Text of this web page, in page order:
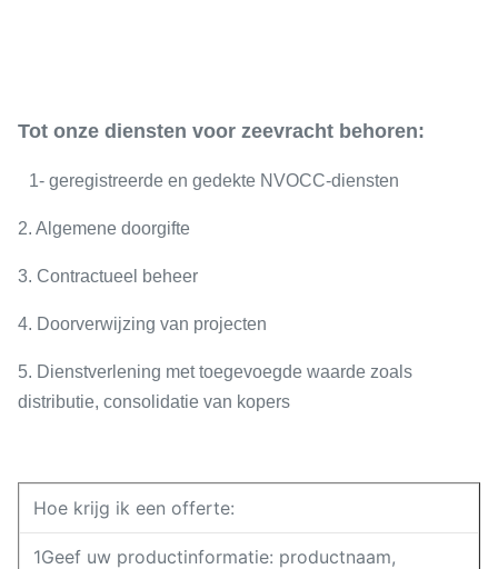
Tot onze diensten voor zeevracht behoren:
1- geregistreerde en gedekte NVOCC-diensten
2. Algemene doorgifte
3. Contractueel beheer
4. Doorverwijzing van projecten
5. Dienstverlening met toegevoegde waarde zoals
distributie, consolidatie van kopers
Hoe krijg ik een offerte:
1Geef uw productinformatie: productnaam,